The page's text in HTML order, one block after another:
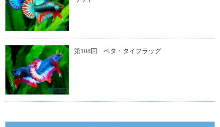
第108回 ベタ・タイフラッグ